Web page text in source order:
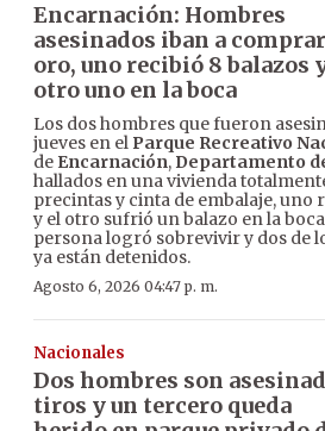
Encarnación: Hombres
asesinados iban a comprar
oro, uno recibió 8 balazos
otro uno en la boca
Los dos hombres que fueron
jueves en el Parque Recreativo
de Encarnación, Departamento
hallados en una vivienda
precintas y cinta de embalaje, uno
y el otro sufrió un balazo en la
persona logró sobrevivir y dos de
ya están detenidos.
Agosto 6, 2026 04:47 p. m.
Nacionales
Dos hombres son
tiros y un tercero queda